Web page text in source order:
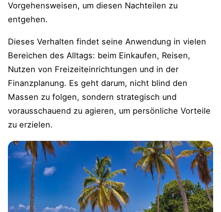
Vorgehensweisen, um diesen Nachteilen zu
entgehen.
Dieses Verhalten findet seine Anwendung in vielen
Bereichen des Alltags: beim Einkaufen, Reisen,
Nutzen von Freizeiteinrichtungen und in der
Finanzplanung. Es geht darum, nicht blind den
Massen zu folgen, sondern strategisch und
vorausschauend zu agieren, um persönliche Vorteile
zu erzielen.